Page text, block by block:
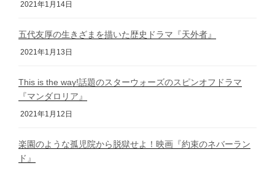
2021年1月14日
五代友厚の生きざまを描いた歴史ドラマ『天外者』
2021年1月13日
This is the way!話題のスターウォーズのスピンオフドラマ
『マンダロリア』
2021年1月12日
楽園のような孤児院から脱獄せよ！映画『約束のネバーラン
ド』